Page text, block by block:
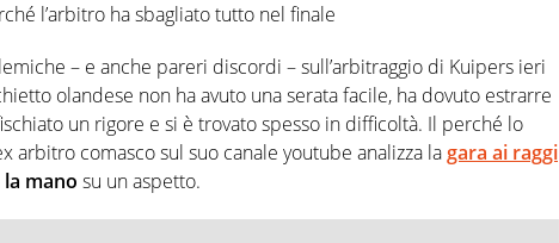
l’arbitro ha sbagliato tutto nel finale
– e anche pareri discordi – sull’arbitraggio di Kuipers ieri
olandese non ha avuto una serata facile, ha dovuto estrarre
un rigore e si è trovato spesso in difficoltà. Il perché lo
arbitro comasco sul suo canale youtube analizza lagara ai raggi
la mano su un aspetto.